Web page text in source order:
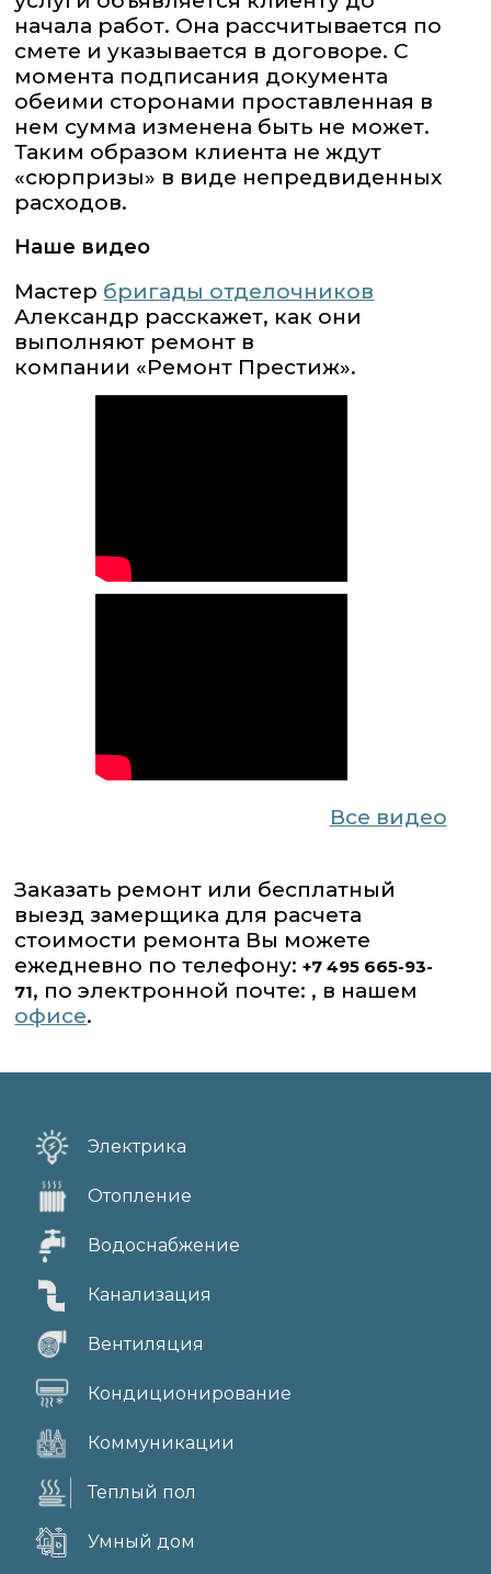
начала работ. Она рассчитывается по
смете и указывается в договоре. С
момента подписания документа
обеими сторонами проставленная в
нем сумма изменена быть не может.
Таким образом клиента не ждут
«сюрпризы» в виде непредвиденных
расходов.
Наше видео
Мастер бригады отделочников
Александр расскажет, как они
выполняют ремонт в
компании «Ремонт Престиж».
Все видео
Заказать ремонт или бесплатный
выезд замерщика для расчета
стоимости ремонта Вы можете
ежедневно по телефону:+7 495 665-93-
71, по электронной почте: , в нашем
офисе.
Электрика
Отопление
Водоснабжение
Канализация
Вентиляция
Кондиционирование
Коммуникации
Теплый пол
Умный дом